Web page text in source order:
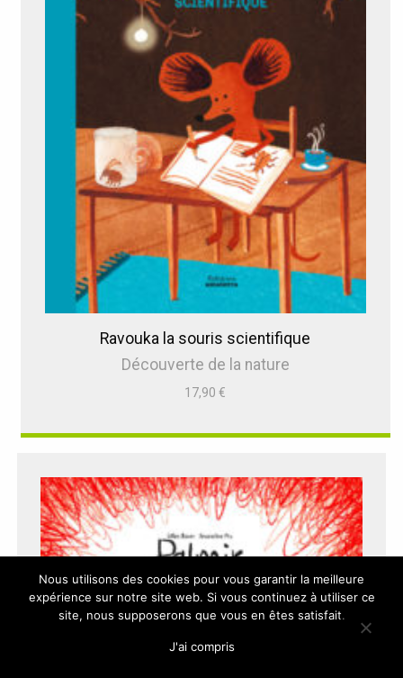
Ravouka la souris scientifique
Découverte de la nature
17,90€
Nous utilisons des cookies pour vous garantir la meilleure
expérience sur notre site web. Si vous continuez à utiliser ce
site, nous supposerons que vous en êtes satisfait.
J'ai compris